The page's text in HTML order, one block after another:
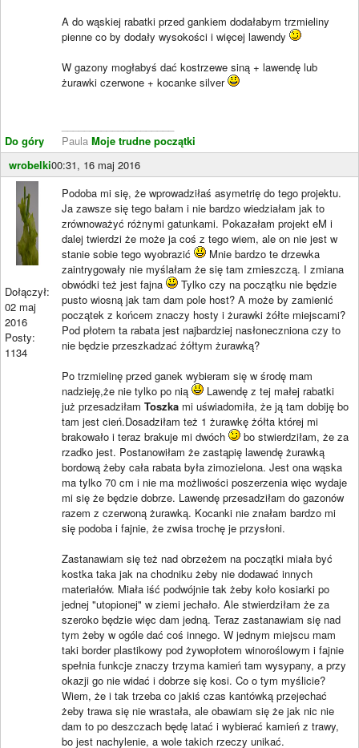
Do góry
A do wąskiej rabatki przed gankiem dodałabym trzmieliny
pienne co by dodały wysokości i więcej lawendy
W gazony mogłabyś dać kostrzewe siną + lawendę lub
żurawki czerwone + kocanke silver
Paula Moje trudne początki
wrobelki00:31, 16 maj 2016
Dołączył:
02 maj
2016
Posty:
1134
Podoba mi się, że wprowadziłaś asymetrię do tego projektu.
Ja zawsze się tego bałam i nie bardzo wiedziałam jak to
zrównoważyć różnymi gatunkami. Pokazałam projekt eM i
dalej twierdzi że może ja coś z tego wiem, ale on nie jest w
stanie sobie tego wyobrazić
Mnie bardzo te drzewka
zaintrygowały nie myślałam że się tam zmieszczą. I zmiana
obwódki też jest fajna
Tylko czy na początku nie będzie
pusto wiosną jak tam dam pole host? A może by zamienić
początek z końcem znaczy hosty i żurawki żółte miejscami?
Pod płotem ta rabata jest najbardziej nasłoneczniona czy to
nie będzie przeszkadzać żółtym żurawką?
Po trzmielinę przed ganek wybieram się w środę mam
nadzieję,że nie tylko po nią
Lawendę z tej małej rabatki
już przesadziłam Toszka mi uświadomiła, że ją tam dobiję bo
tam jest cień.Dosadziłam też 1 żurawkę żółta której mi
brakowało i teraz brakuje mi dwóch
bo stwierdziłam, że za
rzadko jest. Postanowiłam że zastąpię lawendę żurawką
bordową żeby cała rabata była zimozielona. Jest ona wąska
ma tylko 70 cm i nie ma możliwości poszerzenia więc wydaje
mi się że będzie dobrze. Lawendę przesadziłam do gazonów
razem z czerwoną żurawką. Kocanki nie znałam bardzo mi
się podoba i fajnie, że zwisa trochę je przysłoni.
Zastanawiam się też nad obrzeżem na początki miała być
kostka taka jak na chodniku żeby nie dodawać innych
materiałów. Miała iść podwójnie tak żeby koło kosiarki po
jednej "utopionej" w ziemi jechało. Ale stwierdziłam że za
szeroko będzie więc dam jedną. Teraz zastanawiam się nad
tym żeby w ogóle dać coś innego. W jednym miejscu mam
taki border plastikowy pod żywopłotem winoroślowym i fajnie
spełnia funkcje znaczy trzyma kamień tam wysypany, a przy
okazji go nie widać i dobrze się kosi. Co o tym myślicie?
Wiem, że i tak trzeba co jakiś czas kantówką przejechać
żeby trawa się nie wrastała, ale obawiam się że jak nic nie
dam to po deszczach będę latać i wybierać kamień z trawy,
bo jest nachylenie, a wole takich rzeczy unikać.